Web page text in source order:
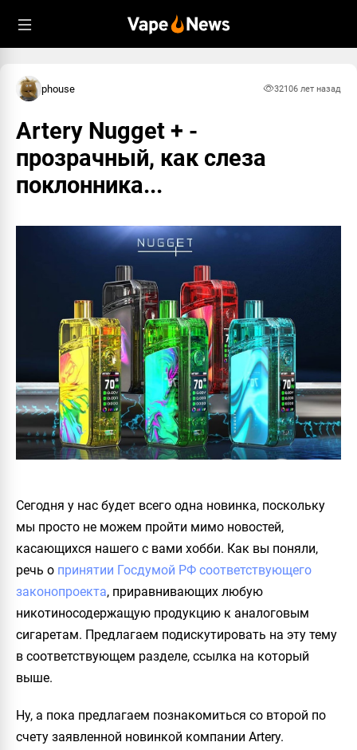
phouse 32106 лет назад
Artery Nugget + -
прозрачный, как слеза
поклонника...
Сегодня у нас будет всего одна новинка, поскольку
мы просто не можем пройти мимо новостей,
касающихся нашего с вами хобби. Как вы поняли,
речь о принятии Госдумой РФ соответствующего
законопроекта, приравнивающих любую
никотиносодержащую продукцию к аналоговым
сигаретам. Предлагаем подискутировать на эту тему
в соответствующем разделе, ссылка на который
выше.
Ну, а пока предлагаем познакомиться со второй по
счету заявленной новинкой компании Artery.